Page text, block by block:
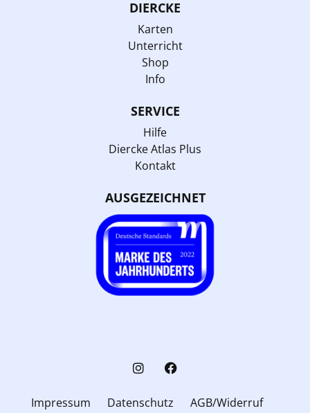
DIERCKE
Karten
Unterricht
Shop
Info
SERVICE
Hilfe
Diercke Atlas Plus
Kontakt
AUSGEZEICHNET
Impressum Datenschutz
AGB/Widerruf